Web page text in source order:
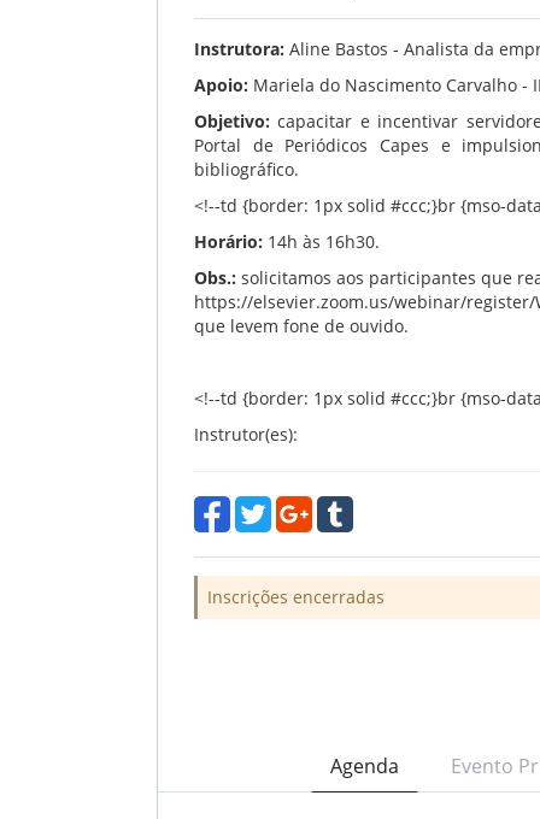
Instrutora: Aline Bastos - Analista da
Apoio: Mariela do Nascimento Carvalho -
Objetivo: capacitar e incentivar
Portal de Periódicos Capes e
bibliográfico.
<!--td {border: 1px solid #ccc;}br {mso-
Horário: 14h às 16h30.
Obs.: solicitamos aos participantes que
https://elsevier.zoom.us/webinar/register/
que levem fone de ouvido.
<!--td {border: 1px solid #ccc;}br {mso-
Instrutor(es):
Inscrições encerradas
Agenda Evento